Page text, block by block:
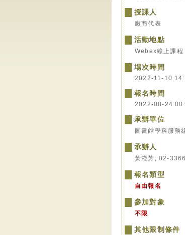
授課人
廠商代表
活動地點
Webex線上課程
場次時間
2022-11-10
報名時間
2022-08-24
承辦單位
圖書館學科服務
承辦人
黃瀅芳; 02-
報名類型
自由報名
參加對象
不限
其他限制條件